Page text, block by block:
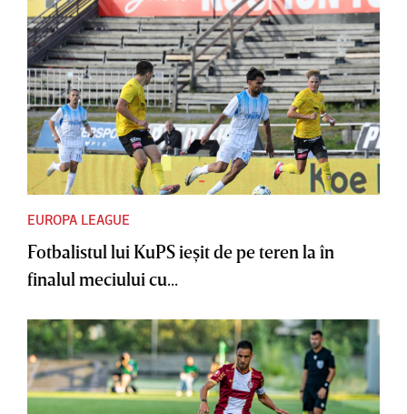
EUROPA LEAGUE
Fotbalistul lui KuPS ieşit de pe teren la în
finalul meciului cu...